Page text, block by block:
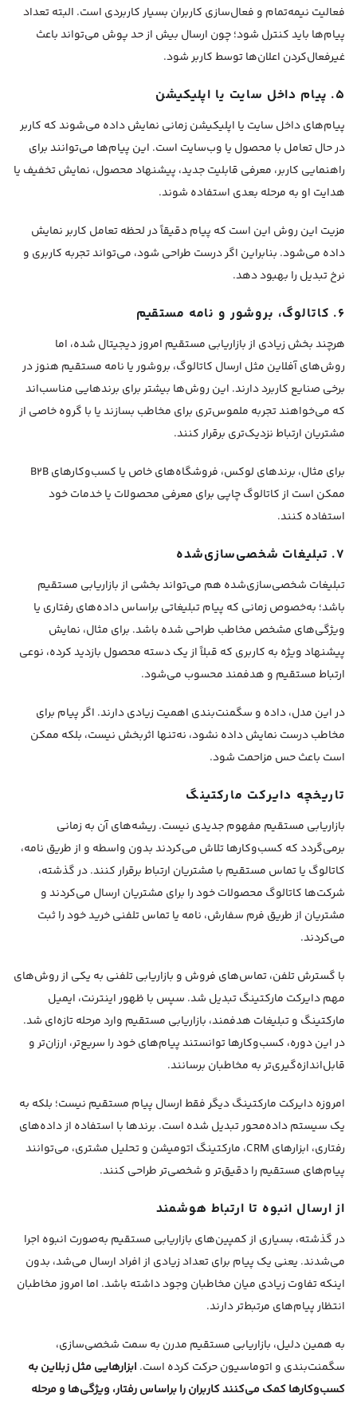
فعالیت نیمه‌تمام و فعال‌سازی کاربران بسیار کاربردی است. البته تعداد
پیام‌ها باید کنترل شود؛ چون ارسال بیش از حد پوش می‌تواند باعث
غیرفعال‌کردن اعلان‌ها توسط کاربر شود.
۵. پیام داخل سایت یا اپلیکیشن
پیام‌های داخل سایت یا اپلیکیشن زمانی نمایش داده می‌شوند که کاربر
در حال تعامل با محصول یا وب‌سایت است. این پیام‌ها می‌توانند برای
راهنمایی کاربر، معرفی قابلیت جدید، پیشنهاد محصول، نمایش تخفیف یا
هدایت او به مرحله بعدی استفاده شوند.
مزیت این روش این است که پیام دقیقاً در لحظه تعامل کاربر نمایش
داده می‌شود. بنابراین اگر درست طراحی شود، می‌تواند تجربه کاربری و
نرخ تبدیل را بهبود دهد.
۶. کاتالوگ، بروشور و نامه مستقیم
هرچند بخش زیادی از بازاریابی مستقیم امروز دیجیتال شده، اما
روش‌های آفلاین مثل ارسال کاتالوگ، بروشور یا نامه مستقیم هنوز در
برخی صنایع کاربرد دارند. این روش‌ها بیشتر برای برندهایی مناسب‌اند
که می‌خواهند تجربه ملموس‌تری برای مخاطب بسازند یا با گروه خاصی از
مشتریان ارتباط نزدیک‌تری برقرار کنند.
برای مثال، برندهای لوکس، فروشگاه‌های خاص یا کسب‌وکارهای B2B
ممکن است از کاتالوگ چاپی برای معرفی محصولات یا خدمات خود
استفاده کنند.
۷. تبلیغات شخصی‌سازی‌شده
تبلیغات شخصی‌سازی‌شده هم می‌تواند بخشی از بازاریابی مستقیم
باشد؛ به‌خصوص زمانی که پیام تبلیغاتی براساس داده‌های رفتاری یا
ویژگی‌های مشخص مخاطب طراحی شده باشد. برای مثال، نمایش
پیشنهاد ویژه به کاربری که قبلاً از یک دسته محصول بازدید کرده، نوعی
ارتباط مستقیم و هدفمند محسوب می‌شود.
در این مدل، داده و سگمنت‌بندی اهمیت زیادی دارند. اگر پیام برای
مخاطب درست نمایش داده نشود، نه‌تنها اثربخش نیست، بلکه ممکن
است باعث حس مزاحمت شود.
تاریخچه دایرکت مارکتینگ
بازاریابی مستقیم مفهوم جدیدی نیست. ریشه‌های آن به زمانی
برمی‌گردد که کسب‌وکارها تلاش می‌کردند بدون واسطه و از طریق نامه،
کاتالوگ یا تماس مستقیم با مشتریان ارتباط برقرار کنند. در گذشته،
شرکت‌ها کاتالوگ محصولات خود را برای مشتریان ارسال می‌کردند و
مشتریان از طریق فرم سفارش، نامه یا تماس تلفنی خرید خود را ثبت
می‌کردند.
با گسترش تلفن، تماس‌های فروش و بازاریابی تلفنی به یکی از روش‌های
مهم دایرکت مارکتینگ تبدیل شد. سپس با ظهور اینترنت، ایمیل
مارکتینگ و تبلیغات هدفمند، بازاریابی مستقیم وارد مرحله تازه‌ای شد.
در این دوره، کسب‌وکارها توانستند پیام‌های خود را سریع‌تر، ارزان‌تر و
قابل‌اندازه‌گیری‌تر به مخاطبان برسانند.
امروزه دایرکت مارکتینگ دیگر فقط ارسال پیام مستقیم نیست؛ بلکه به
یک سیستم داده‌محور تبدیل شده است. برندها با استفاده از داده‌های
رفتاری، ابزارهای CRM، مارکتینگ اتومیشن و تحلیل مشتری، می‌توانند
پیام‌های مستقیم را دقیق‌تر و شخصی‌تر طراحی کنند.
از ارسال انبوه تا ارتباط هوشمند
در گذشته، بسیاری از کمپین‌های بازاریابی مستقیم به‌صورت انبوه اجرا
می‌شدند. یعنی یک پیام برای تعداد زیادی از افراد ارسال می‌شد، بدون
اینکه تفاوت زیادی میان مخاطبان وجود داشته باشد. اما امروز مخاطبان
انتظار پیام‌های مرتبط‌تر دارند.
به همین دلیل، بازاریابی مستقیم مدرن به سمت شخصی‌سازی،
سگمنت‌بندی و اتوماسیون حرکت کرده است. ابزارهایی مثل زبلاین به
کسب‌وکارها کمک می‌کنند کاربران را براساس رفتار، ویژگی‌ها و مرحله